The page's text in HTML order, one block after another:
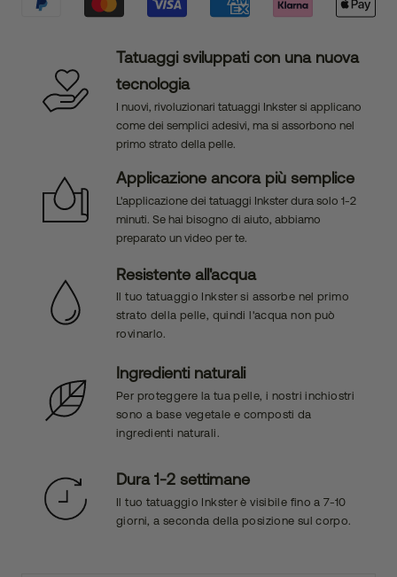
Tatuaggi sviluppati con una nuova
tecnologia
I nuovi, rivoluzionari tatuaggi Inkster si applicano
come dei semplici adesivi, ma si assorbono nel
primo strato della pelle.
Applicazione ancora più semplice
L'applicazione dei tatuaggi Inkster dura solo 1-2
minuti. Se hai bisogno di aiuto, abbiamo
preparato un video per te.
Resistente all'acqua
Il tuo tatuaggio Inkster si assorbe nel primo
strato della pelle, quindi l'acqua non può
rovinarlo.
Ingredienti naturali
Per proteggere la tua pelle, i nostri inchiostri
sono a base vegetale e composti da
ingredienti naturali.
Dura 1-2 settimane
Il tuo tatuaggio Inkster è visibile fino a 7-10
giorni, a seconda della posizione sul corpo.